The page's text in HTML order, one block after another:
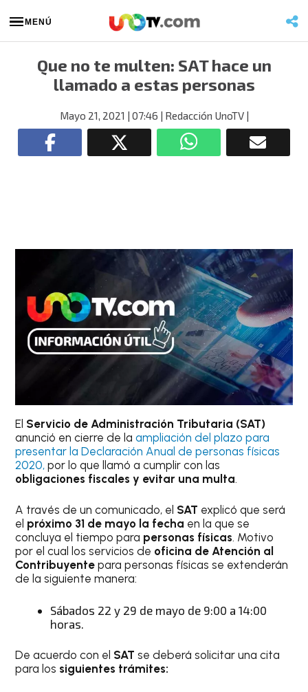
MENÚ
Que no te multen: SAT hace un
llamado a estas personas
Mayo 21, 2021 | 07:46 | Redacción UnoTV|
El Servicio de Administración Tributaria (SAT)
anunció en cierre de laampliación del plazo para
presentar la Declaración Anual de personas físicas
2020, por lo que llamó a cumplir con las
obligaciones fiscales y evitar una multa.
A través de un comunicado, el SAT explicó que será
el próximo 31 de mayo la fecha en la que se
concluya el tiempo para personas físicas. Motivo
por el cual los servicios de oficina de Atención al
Contribuyente para personas físicas se extenderán
de la siguiente manera:
Sábados 22 y 29 de mayo de 9:00 a 14:00
horas.
De acuerdo con el SAT se deberá solicitar una cita
para los siguientes trámites: